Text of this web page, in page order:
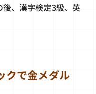
、漢字検定3級、英
クで金メダル